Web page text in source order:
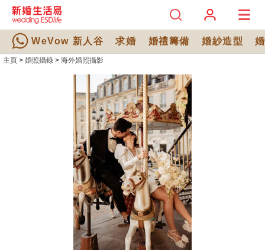
WeVow 新人谷 求婚 婚禮籌備 婚紗造型
主頁 > 婚照攝錄 > 海外婚照攝影